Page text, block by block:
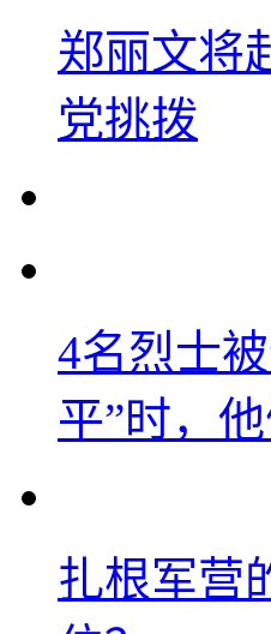
郑丽文将
党挑拨
4名烈士
平”时，
扎根军营